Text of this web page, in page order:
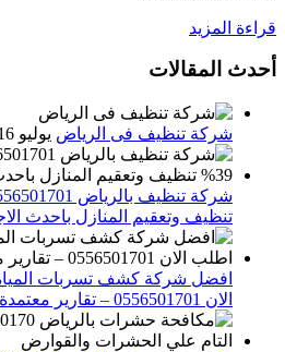
قراءة المزيد
أحدث المقالات
شركة تنظيف فى الرياض يوليو 16, 2025
تنظيف وتعقيم المنازل باحدث
الان 0556501701‬‏ – تقارير معتمدة